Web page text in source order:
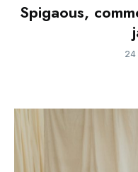
Spigaous,
24